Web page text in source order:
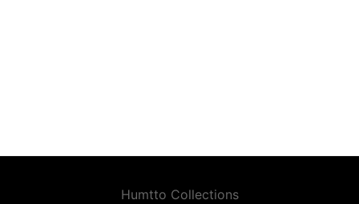
Humtto Collections